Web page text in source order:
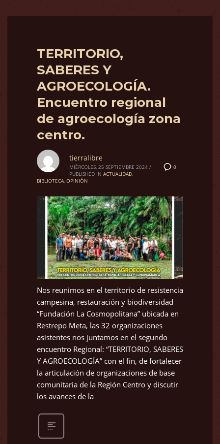
TERRITORIO,
SABERES Y
AGROECOLOGÍA.
Encuentro regional
de agroecología zona
centro.
0
tierralibre
MIÉRCOLES, 25 SEPTIEMBRE 2024 /
PUBLISHED IN ACTUALIDAD
BIBLIOTECA OPINIÓN
Nos reunimos en el territorio de resistencia
campesina, restauración y biodiversidad
“Fundación La Cosmopolitana” ubicada en
Restrepo Meta, las 32 organizaciones
asistentes nos juntamos en el segundo
encuentro Regional: “TERRITORIO, SABERES
Y AGROECOLOGÍA” con el fin, de fortalecer
la articulación de organizaciones de base
comunitaria de la Región Centro y discutir
los avances de la